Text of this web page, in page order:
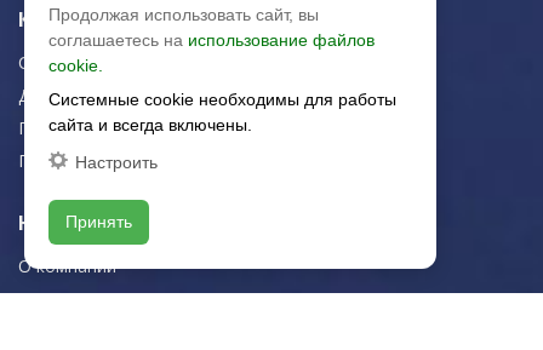
Керамическая плитка
Строительная плитка
Для дома/офиса
Плитка для стен
Плитка для пола
Навигация
О компании
Логистика
Продолжая использовать сайт, вы
соглашаетесь на использование файлов
cookie.
Системные cookie необходимы для работы
сайта и всегда включены.
Настроить
Принять